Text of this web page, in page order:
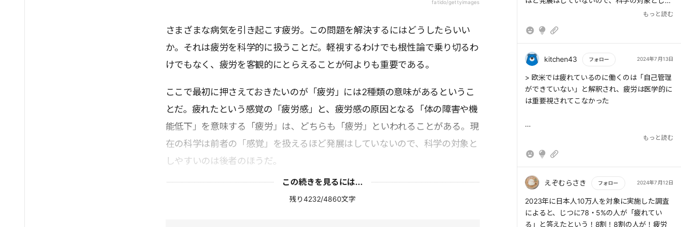
fatido/gettyimages
さまざまな病気を引き起こす疲労。この問題を解決するにはどうしたらいい
か。それは疲労を科学的に扱うことだ。軽視するわけでも根性論で乗り切るわ
けでもなく、疲労を客観的にとらえることが何よりも重要である。
ここで最初に押さえておきたいのが「疲労」には2種類の意味があるというこ
とだ。疲れたという感覚の「疲労感」と、疲労感の原因となる「体の障害や機
能低下」を意味する「疲労」は、どちらも「疲労」といわれることがある。現
在の科学は前者の「感覚」を扱えるほど発展はしていないので、科学の対象と
しやすいのは後者のほうだ。
この続きを見るには...
残り4232/4860文字
> 疲労感をもたらす原因である疲労は、「生理
や運動で発生する、1日も休めば回復するよう
な短期的疲労は生理的疲労と呼ばれる。一方、
何カ月も続き少し休んだ程度では回復しないも
をする免疫反応なのであれば、何を「異物」と
しているのだろうか。生理的疲労では外から異
物が侵入してくることはない。となれば異物は
体内で産出されたものということになる。
もっと読む
kitchen43 フォロー 2024年7月13日
もっと読む
> 欧米では疲れているのに働くのは「自己管理
ができていない」と解釈され、疲労は医学的に
は重要視されてこなかった
どの刺激を受けると再び増え始める。これが
> の異物の正体は「酸化ストレスで変性した自
もっと読む
えぞむらさき フォロー 2024年7月12日
もっと読む
2023年に日本人10万人を対象に実施した調査
によると、じつに78・5%の人が「疲れてい
る」と答えたという！8割！8割の人が！疲労